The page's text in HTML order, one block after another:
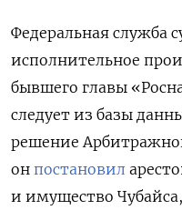
Федеральная служба
исполнительное
бывшего главы
следует из базы
решение
он постановил
и имущество